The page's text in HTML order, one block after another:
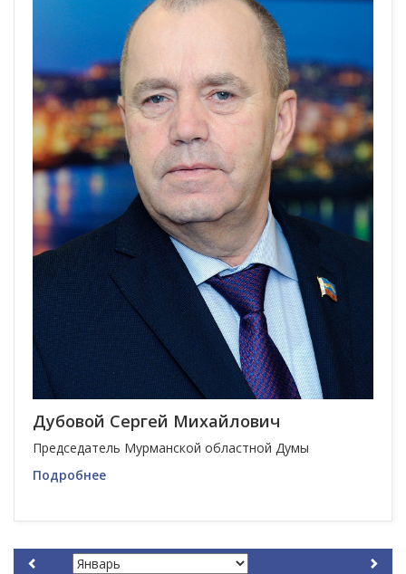
Дубовой Сергей Михайлович
Председатель Мурманской областной Думы
Подробнее